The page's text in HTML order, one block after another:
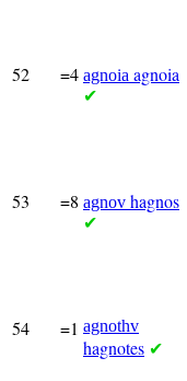
52 =4 agnoia agnoia
✔
53 =8 agnov hagnos
✔
54 =1 agnothv
hagnotes ✔